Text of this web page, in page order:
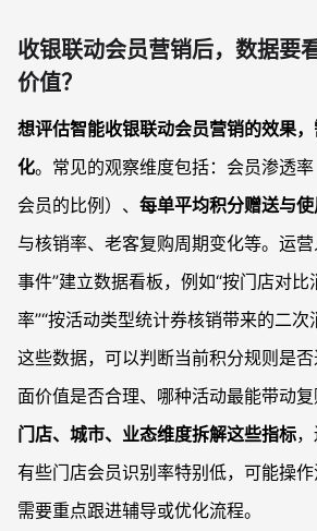
收银联动会员营销后，数据要
价值？
想评估智能收银联动会员营销的效果
化。常见的观察维度包括：会员渗透
会员的比例）、 每单平均积分赠送与
与核销率、老客复购周期变化等。运
事件”建立数据看板，例如“按门店对
率”“按活动类型统计券核销带来的二次
这些数据，可以判断当前积分规则是
面价值是否合理、哪种活动最能带动复
门店、城市、业态维度拆解这些指标
有些门店会员识别率特别低，可能操作
需要重点跟进辅导或优化流程。